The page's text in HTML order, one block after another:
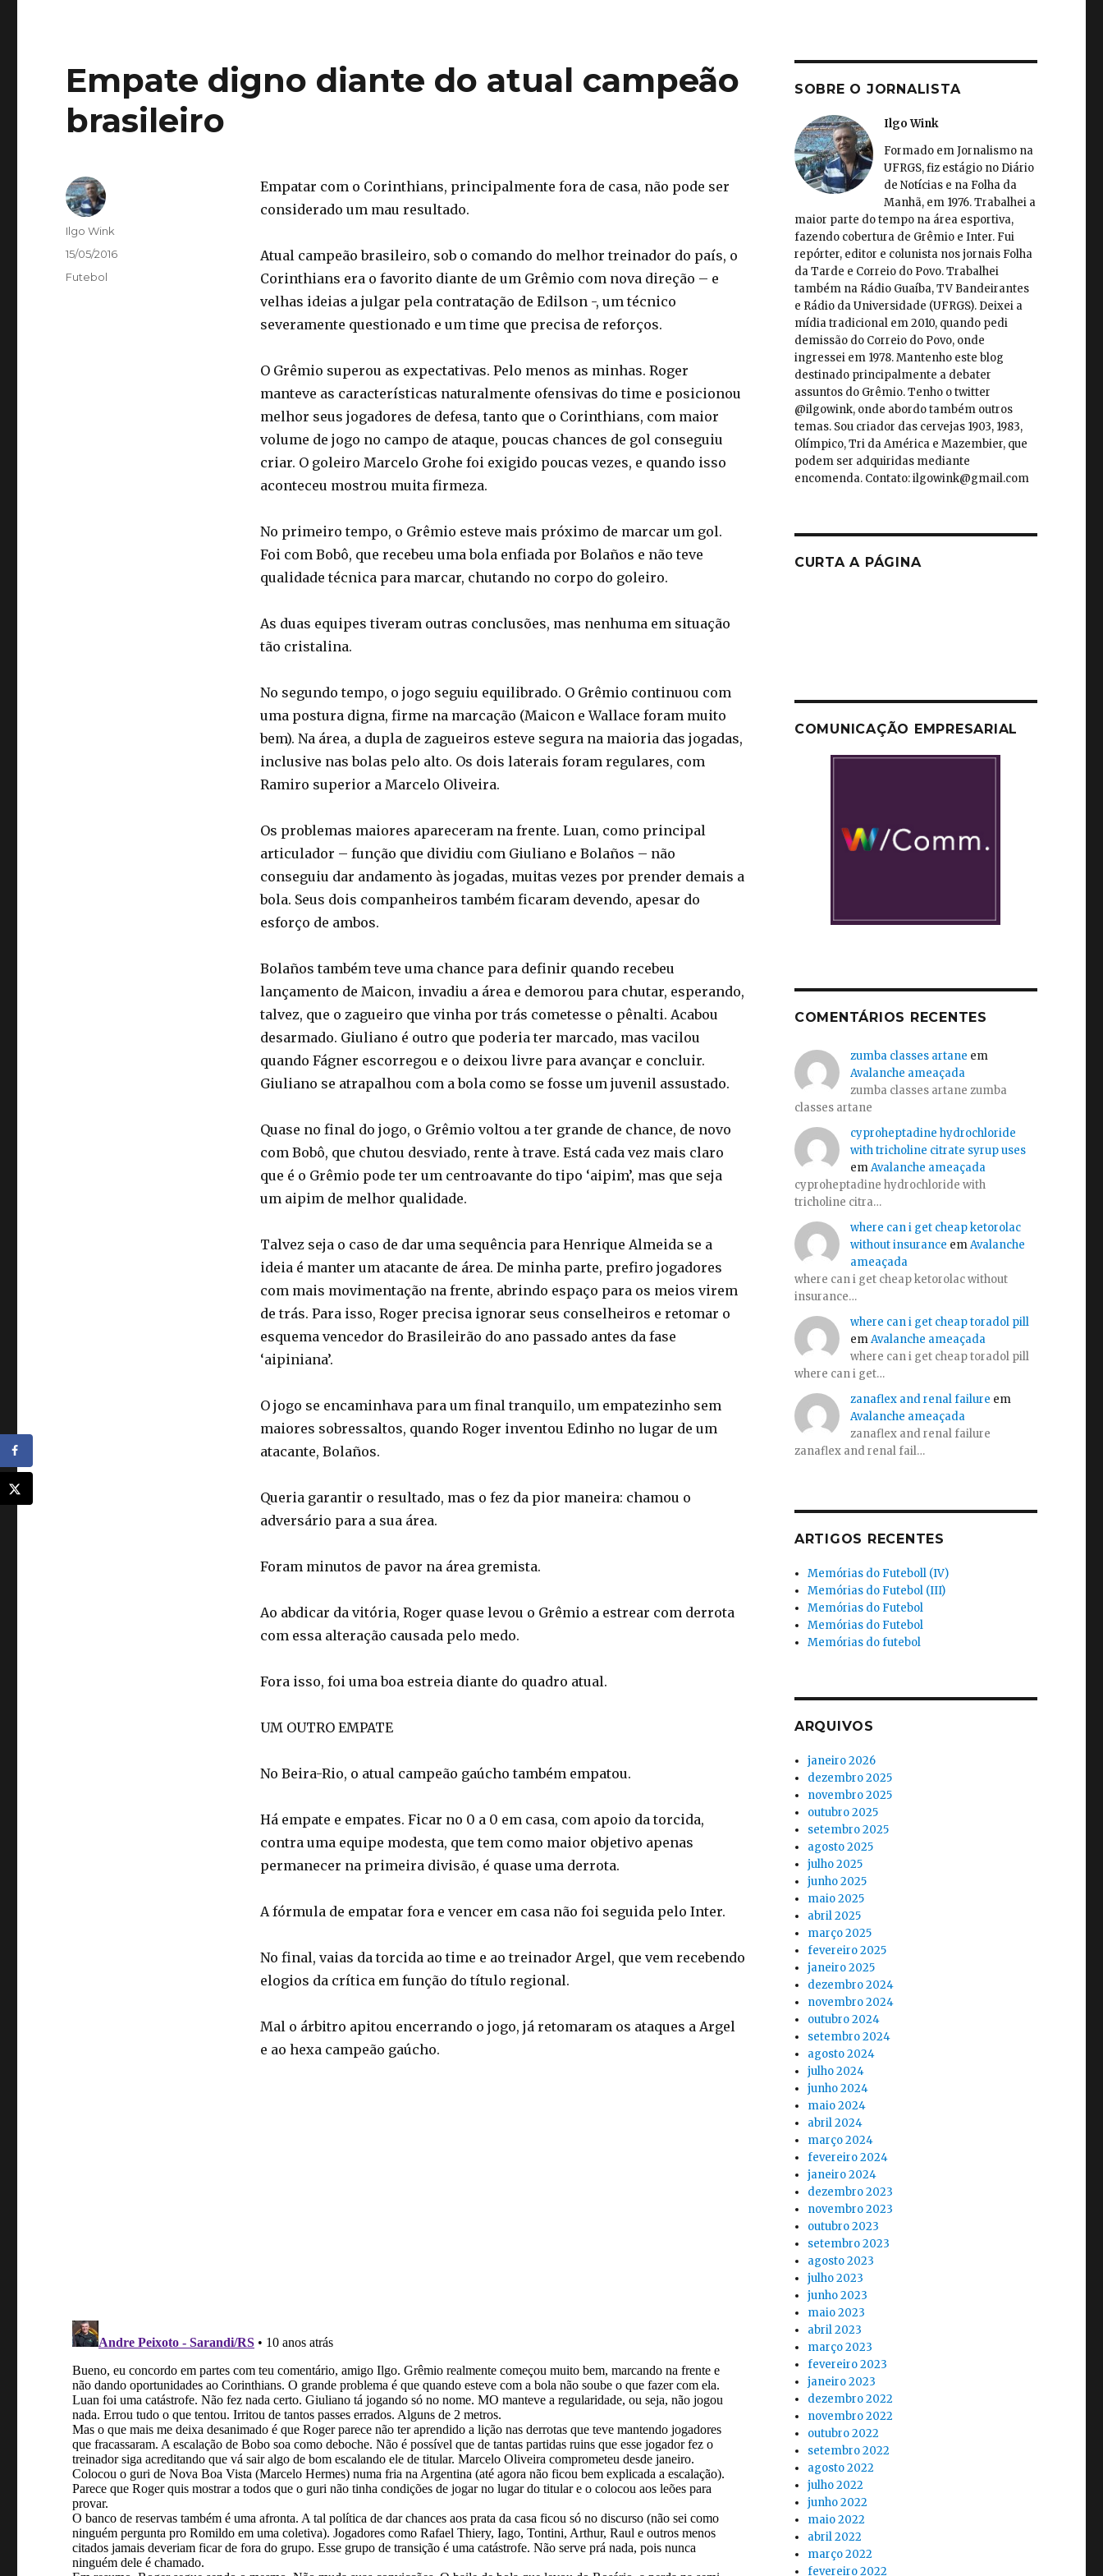
Empate digno diante do atual campeão
brasileiro
Empatar com o Corinthians, principalmente fora de casa, não pode ser
considerado um mau resultado.
Atual campeão brasileiro, sob o comando do melhor treinador do país, o
Corinthians era o favorito diante de um Grêmio com nova direção – e
velhas ideias a julgar pela contratação de Edilson -, um técnico
severamente questionado e um time que precisa de reforços.
O Grêmio superou as expectativas. Pelo menos as minhas. Roger
manteve as características naturalmente ofensivas do time e posicionou
melhor seus jogadores de defesa, tanto que o Corinthians, com maior
volume de jogo no campo de ataque, poucas chances de gol conseguiu
criar. O goleiro Marcelo Grohe foi exigido poucas vezes, e quando isso
aconteceu mostrou muita firmeza.
No primeiro tempo, o Grêmio esteve mais próximo de marcar um gol.
Foi com Bobô, que recebeu uma bola enfiada por Bolaños e não teve
qualidade técnica para marcar, chutando no corpo do goleiro.
As duas equipes tiveram outras conclusões, mas nenhuma em situação
tão cristalina.
No segundo tempo, o jogo seguiu equilibrado. O Grêmio continuou com
uma postura digna, firme na marcação (Maicon e Wallace foram muito
bem). Na área, a dupla de zagueiros esteve segura na maioria das jogadas,
inclusive nas bolas pelo alto. Os dois laterais foram regulares, com
Ramiro superior a Marcelo Oliveira.
Os problemas maiores apareceram na frente. Luan, como principal
articulador – função que dividiu com Giuliano e Bolaños – não
conseguiu dar andamento às jogadas, muitas vezes por prender demais a
bola. Seus dois companheiros também ficaram devendo, apesar do
esforço de ambos.
Bolaños também teve uma chance para definir quando recebeu
lançamento de Maicon, invadiu a área e demorou para chutar, esperando,
talvez, que o zagueiro que vinha por trás cometesse o pênalti. Acabou
desarmado. Giuliano é outro que poderia ter marcado, mas vacilou
quando Fágner escorregou e o deixou livre para avançar e concluir.
Giuliano se atrapalhou com a bola como se fosse um juvenil assustado.
Quase no final do jogo, o Grêmio voltou a ter grande de chance, de novo
com Bobô, que chutou desviado, rente à trave. Está cada vez mais claro
que é o Grêmio pode ter um centroavante do tipo ‘aipim’, mas que seja
um aipim de melhor qualidade.
Talvez seja o caso de dar uma sequência para Henrique Almeida se a
ideia é manter um atacante de área. De minha parte, prefiro jogadores
com mais movimentação na frente, abrindo espaço para os meios virem
de trás. Para isso, Roger precisa ignorar seus conselheiros e retomar o
esquema vencedor do Brasileirão do ano passado antes da fase
‘aipiniana’.
O jogo se encaminhava para um final tranquilo, um empatezinho sem
maiores sobressaltos, quando Roger inventou Edinho no lugar de um
atacante, Bolaños.
Queria garantir o resultado, mas o fez da pior maneira: chamou o
adversário para a sua área.
Foram minutos de pavor na área gremista.
Ao abdicar da vitória, Roger quase levou o Grêmio a estrear com derrota
com essa alteração causada pelo medo.
Fora isso, foi uma boa estreia diante do quadro atual.
UM OUTRO EMPATE
No Beira-Rio, o atual campeão gaúcho também empatou.
Há empate e empates. Ficar no 0 a 0 em casa, com apoio da torcida,
contra uma equipe modesta, que tem como maior objetivo apenas
permanecer na primeira divisão, é quase uma derrota.
A fórmula de empatar fora e vencer em casa não foi seguida pelo Inter.
No final, vaias da torcida ao time e ao treinador Argel, que vem recebendo
elogios da crítica em função do título regional.
Mal o árbitro apitou encerrando o jogo, já retomaram os ataques a Argel
e ao hexa campeão gaúcho.
Autor
Ilgo Wink
Publicado
15/05/2016
Categorias
Futebol
SOBRE O JORNALISTA
Ilgo Wink
Formado em Jornalismo na
UFRGS, fiz estágio no Diário
de Notícias e na Folha da
Manhã, em 1976. Trabalhei a
maior parte do tempo na área esportiva,
fazendo cobertura de Grêmio e Inter. Fui
repórter, editor e colunista nos jornais Folha
da Tarde e Correio do Povo. Trabalhei
também na Rádio Guaíba, TV Bandeirantes
e Rádio da Universidade (UFRGS). Deixei a
mídia tradicional em 2010, quando pedi
demissão do Correio do Povo, onde
ingressei em 1978. Mantenho este blog
destinado principalmente a debater
assuntos do Grêmio. Tenho o twitter
@ilgowink, onde abordo também outros
temas. Sou criador das cervejas 1903, 1983,
Olímpico, Tri da América e Mazembier, que
podem ser adquiridas mediante
encomenda. Contato: ilgowink@gmail.com
CURTA A PÁGINA
COMUNICAÇÃO EMPRESARIAL
COMENTÁRIOS RECENTES
zumba classes artane em
Avalanche ameaçada
zumba classes artane zumba
classes artane
cyproheptadine hydrochloride
with tricholine citrate syrup uses
emAvalanche ameaçada
cyproheptadine hydrochloride with
tricholine citra…
where can i get cheap ketorolac
without insurance emAvalanche
ameaçada
where can i get cheap ketorolac without
insurance…
where can i get cheap toradol pill
emAvalanche ameaçada
where can i get cheap toradol pill
where can i get…
zanaflex and renal failure em
Avalanche ameaçada
zanaflex and renal failure
zanaflex and renal fail…
ARTIGOS RECENTES
Memórias do Futeboll (IV)
Memórias do Futebol (III)
Memórias do Futebol
Memórias do Futebol
Memórias do futebol
ARQUIVOS
janeiro 2026
dezembro 2025
novembro 2025
outubro 2025
setembro 2025
agosto 2025
julho 2025
junho 2025
maio 2025
abril 2025
março 2025
fevereiro 2025
janeiro 2025
dezembro 2024
novembro 2024
outubro 2024
setembro 2024
agosto 2024
julho 2024
junho 2024
maio 2024
abril 2024
março 2024
fevereiro 2024
janeiro 2024
dezembro 2023
novembro 2023
outubro 2023
setembro 2023
agosto 2023
julho 2023
junho 2023
maio 2023
abril 2023
março 2023
fevereiro 2023
janeiro 2023
dezembro 2022
novembro 2022
outubro 2022
setembro 2022
agosto 2022
julho 2022
junho 2022
maio 2022
abril 2022
março 2022
fevereiro 2022